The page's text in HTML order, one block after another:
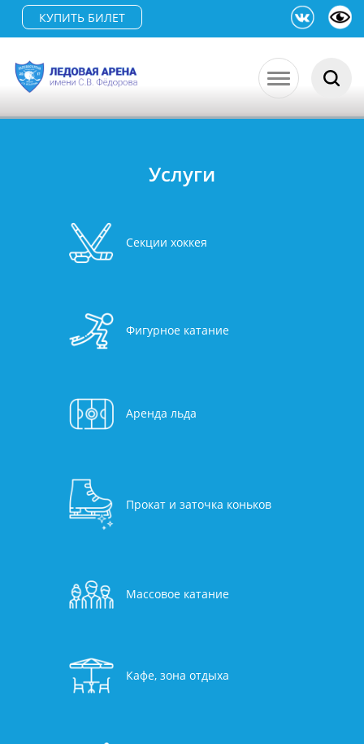
КУПИТЬ БИЛЕТ
Услуги
Секции хоккея
Фигурное катание
Аренда льда
Прокат и заточка коньков
Массовое катание
Кафе, зона отдыха